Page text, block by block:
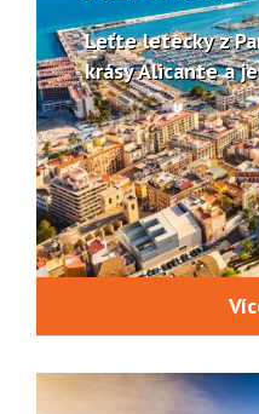
Leťte letecky z
krásy Alicante a